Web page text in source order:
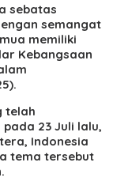
sebatas
semangat
memiliki
Kebangsaan
telah
23 Juli lalu,
Indonesia
tema tersebut